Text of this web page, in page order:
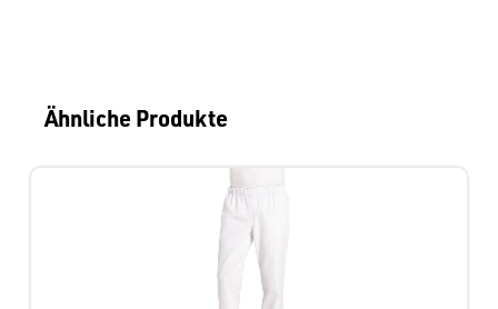
Produktgalerie überspringen
Ähnliche Produkte